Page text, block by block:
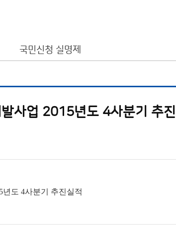
국민신청 실명제
사업 2015년도 4사분기 추
도 4사분기 추진실적